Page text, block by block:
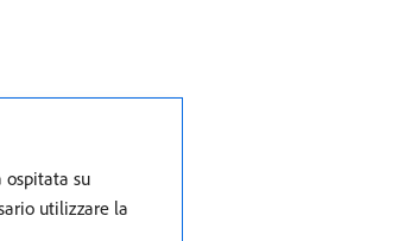
ospitata su
utilizzare la